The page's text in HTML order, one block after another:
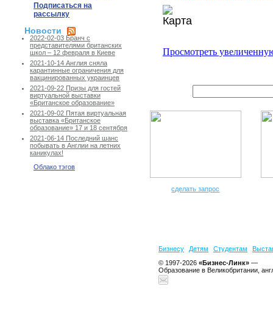
Подписаться на
рассылку
Новости
2022-02-03 Бранч с
представителями британских
школ – 12 февраля в Киеве
2021-10-14 Англия сняла
карантинные ограничения для
вакцинированных украинцев
2021-09-22 Призы для гостей
виртуальной выставки
«Британское образование»
2021-09-02 Пятая виртуальная
выставка «Британское
образование» 17 и 18 сентября
2021-06-14 Последний шанс
побывать в Англии на летних
каникулах!
Облако тэгов
Просмотреть
сделать запрос
Бизнесу Детям Студентам
© 1997-2026 «Бизнес-Линк» —
Образование в Великобритании,